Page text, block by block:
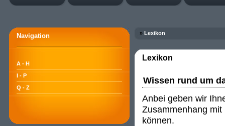
Navigation
A - H
I - P
Q - Z
» Lexikon
Lexikon
Wissen rund um
Anbei geben wir
Zusammenhang
können.